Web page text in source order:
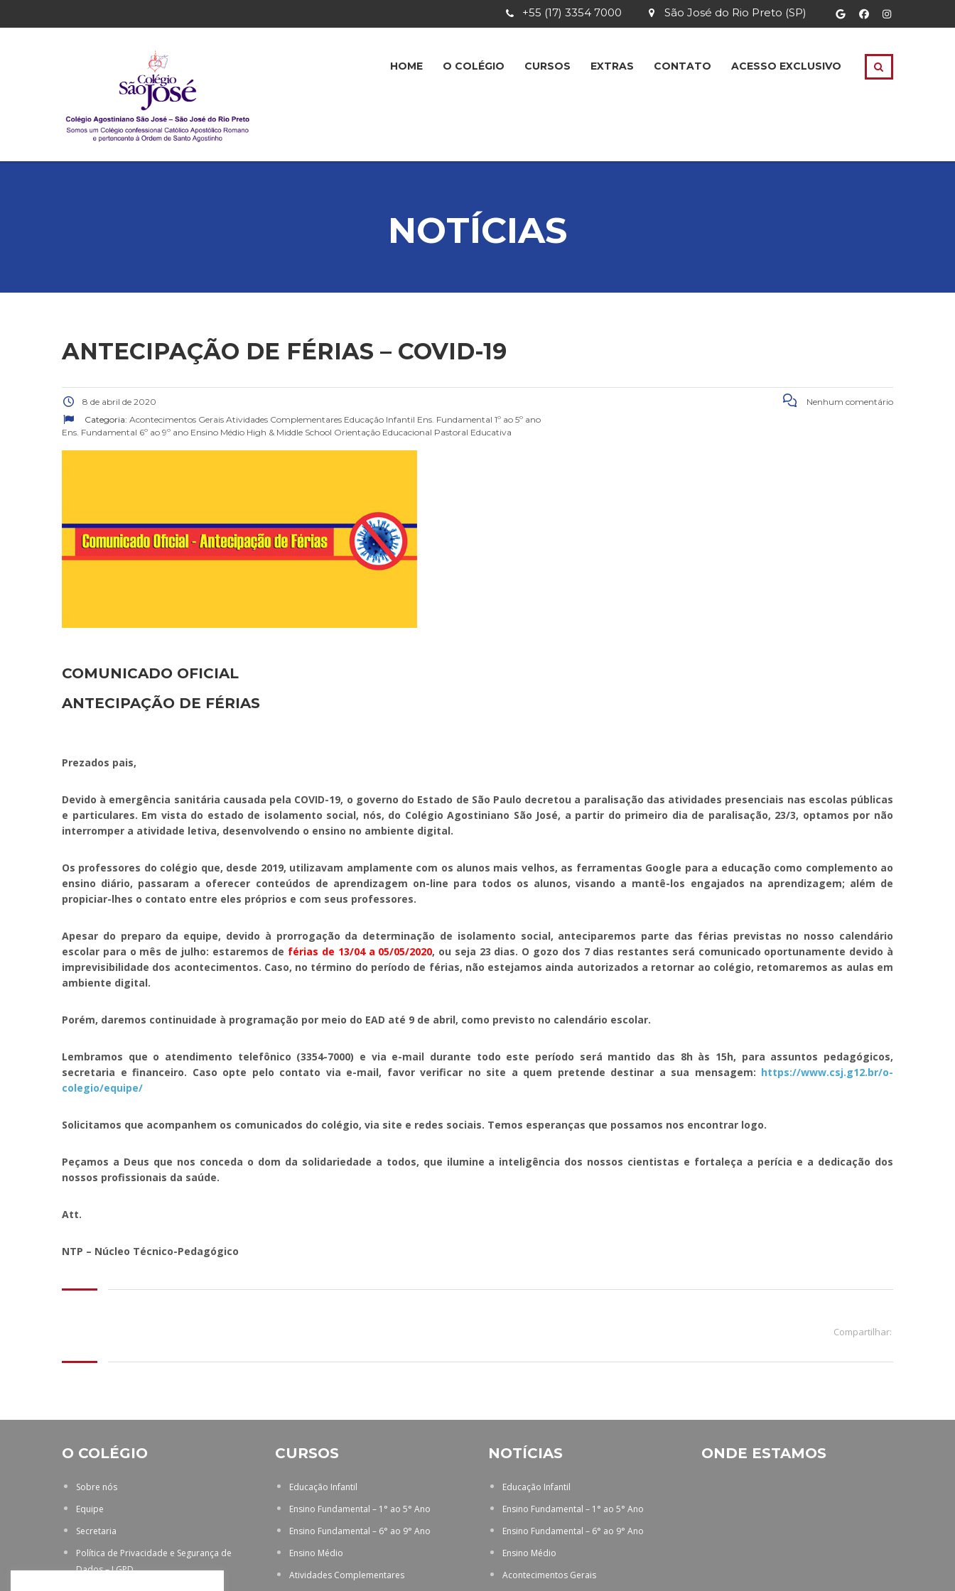
São José do Rio Preto (SP)
+55 (17) 3354 7000
HOME O COLÉGIO CURSOS EXTRAS CONTATO ACESSO EXCLUSIVO
NOTÍCIAS
ANTECIPAÇÃO DE FÉRIAS – COVID-19
8 de abril de 2020
Categoria: Acontecimentos Gerais Atividades Complementares Educação Infantil Ens. Fundamental 1º ao 5º ano
Ens. Fundamental 6º ao 9º ano Ensino Médio High & Middle School Orientação Educacional Pastoral Educativa
Nenhum comentário
COMUNICADO OFICIAL
ANTECIPAÇÃO DE FÉRIAS
Prezados pais,
Devido à emergência sanitária causada pela COVID-19, o governo do Estado de São Paulo decretou a paralisação das atividades presenciais nas escolas públicas
e particulares. Em vista do estado de isolamento social, nós, do Colégio Agostiniano São José, a partir do primeiro dia de paralisação, 23/3, optamos por não
interromper a atividade letiva, desenvolvendo o ensino no ambiente digital.
Os professores do colégio que, desde 2019, utilizavam amplamente com os alunos mais velhos, as ferramentas Google para a educação como complemento ao
ensino diário, passaram a oferecer conteúdos de aprendizagem on-line para todos os alunos, visando a mantê-los engajados na aprendizagem; além de
propiciar-lhes o contato entre eles próprios e com seus professores.
Apesar do preparo da equipe, devido à prorrogação da determinação de isolamento social, anteciparemos parte das férias previstas no nosso calendário
escolar para o mês de julho: estaremos de férias de 13/04 a 05/05/2020, ou seja 23 dias. O gozo dos 7 dias restantes será comunicado oportunamente devido à
imprevisibilidade dos acontecimentos. Caso, no término do período de férias, não estejamos ainda autorizados a retornar ao colégio, retomaremos as aulas em
ambiente digital.
Porém, daremos continuidade à programação por meio do EAD até 9 de abril, como previsto no calendário escolar.
Lembramos que o atendimento telefônico (3354-7000) e via e-mail durante todo este período será mantido das 8h às 15h, para assuntos pedagógicos,
secretaria e financeiro. Caso opte pelo contato via e-mail, favor verificar no site a quem pretende destinar a sua mensagem: https://www.csj.g12.br/o-
colegio/equipe/
Solicitamos que acompanhem os comunicados do colégio, via site e redes sociais. Temos esperanças que possamos nos encontrar logo.
Peçamos a Deus que nos conceda o dom da solidariedade a todos, que ilumine a inteligência dos nossos cientistas e fortaleça a perícia e a dedicação dos
nossos profissionais da saúde.
Att.
NTP – Núcleo Técnico-Pedagógico
Compartilhar:
O COLÉGIO
Sobre nós
Equipe
Secretaria
Política de Privacidade e Segurança de
Dados – LGPD
CURSOS
Educação Infantil
Ensino Fundamental – 1° ao 5° Ano
Ensino Fundamental – 6° ao 9° Ano
Ensino Médio
Atividades Complementares
NOTÍCIAS
Educação Infantil
Ensino Fundamental – 1° ao 5° Ano
Ensino Fundamental – 6° ao 9° Ano
Ensino Médio
Acontecimentos Gerais
ONDE ESTAMOS